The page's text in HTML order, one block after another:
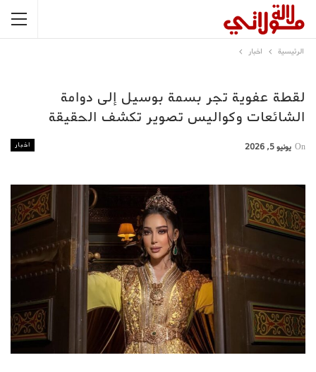
الرئيسية اخبار
لقطة عفوية تجر بسمة بوسيل إلى دوامة
الشائعات وكواليس تصوير تكشف الحقيقة
اخبار On يونيو 5, 2026